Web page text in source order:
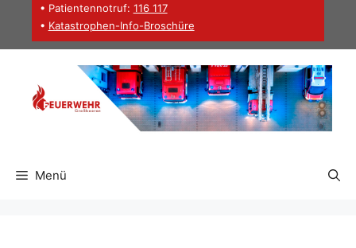
• Patientennotruf: 116 117
• Katastrophen-Info-Broschüre
Menü